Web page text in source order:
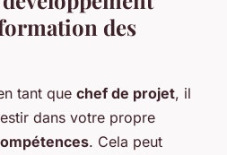
des
tant que chef de projet, il
dans votre propre
. Cela peut